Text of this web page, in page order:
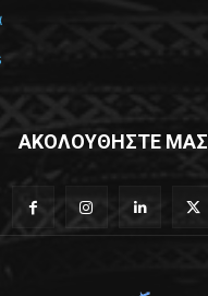
ΑΚΟΛΟΥΘΗΣΤΕ ΜΑΣ